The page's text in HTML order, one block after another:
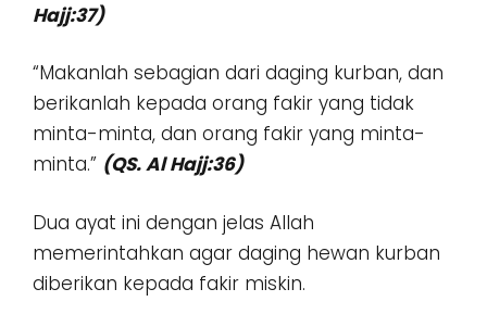
Hajj:37)
“Makanlah sebagian dari daging kurban, dan
berikanlah kepada orang fakir yang tidak
minta-minta, dan orang fakir yang minta-
minta.” (QS. Al Hajj:36)
Dua ayat ini dengan jelas Allah
memerintahkan agar daging hewan kurban
diberikan kepada fakir miskin.